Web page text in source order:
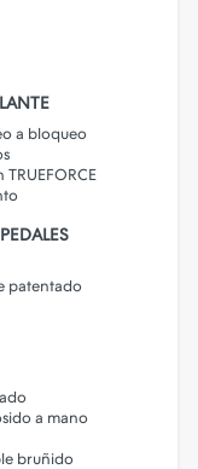
a bloqueo
patentado
a mano
bruñido